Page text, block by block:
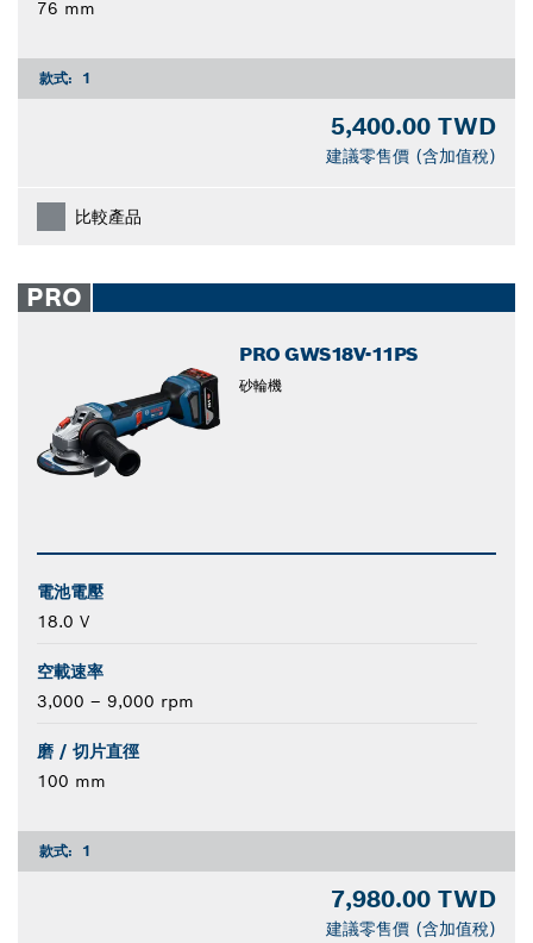
76 mm
款式: 1
5,400.00 TWD
建議零售價 (含加值稅)
比較產品
PRO
PRO GWS18V-11PS
砂輪機
電池電壓
18.0 V
空載速率
3,000 – 9,000 rpm
磨 / 切片直徑
100 mm
款式: 1
7,980.00 TWD
建議零售價 (含加值稅)